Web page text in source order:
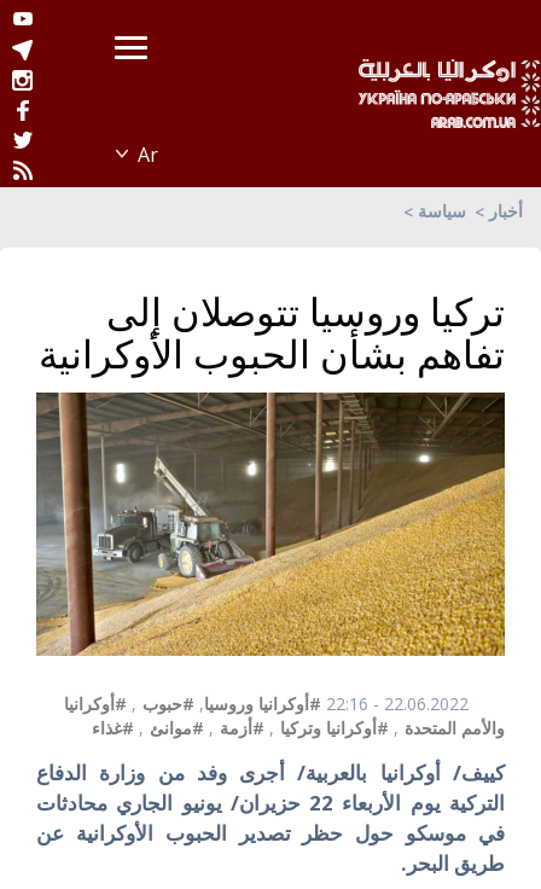
أخبار سياسة
تركيا وروسيا تتوصلان إلى
تفاهم بشأن الحبوب الأوكرانية
22.06.2022 - 22:16 #أوكرانيا وروسيا, #حبوب , #أوكرانيا
والأمم المتحدة , #أوكرانيا وتركيا , #أزمة , #موانئ , #غذاء
كييف/ أوكرانيا بالعربية/ أجرى وفد من وزارة الدفاع
التركية يوم الأربعاء 22 حزيران/ يونيو الجاري محادثات
في موسكو حول حظر تصدير الحبوب الأوكرانية عن
طريق البحر .